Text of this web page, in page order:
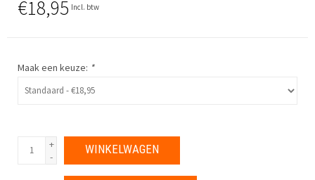
€18,95 Incl. btw
Maak een keuze: *
+
-
WINKELWAGEN